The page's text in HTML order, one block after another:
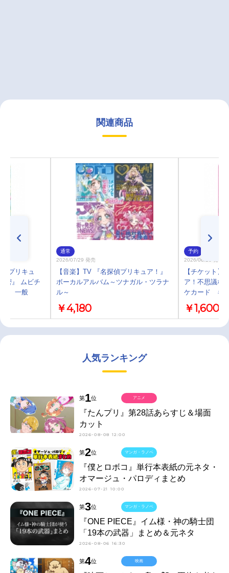
関連商品
プリキュ
密』 ムビチ
ル 一般
通常
2026/07/29 発売
【音楽】TV 『名探偵プリキュア！』
ボーカルアルバム～ツナガル・ツラナ
ル～
￥4,180
予約
2026/06/26 発売
【チケット】
ア！不思議な
ケカード キ
￥1,600
人気ランキング
第1位
『たんプリ』第28話あらすじ＆場面
カット
2026-08-08 12:00
アニメ
第2位
『僕とロボコ』単行本表紙の元ネタ・
オマージュ・パロディまとめ
2026-07-21 10:00
マンガ・ラノベ
第3位
『ONE PIECE』イム様・神の騎士団
「19本の武器」まとめ＆元ネタ
2026-08-06 16:30
マンガ・ラノベ
第4位 映画